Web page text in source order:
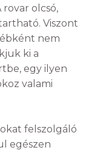
olcsó,
Viszont
nem
ki a
egy ilyen
valami
felszolgáló
egészen